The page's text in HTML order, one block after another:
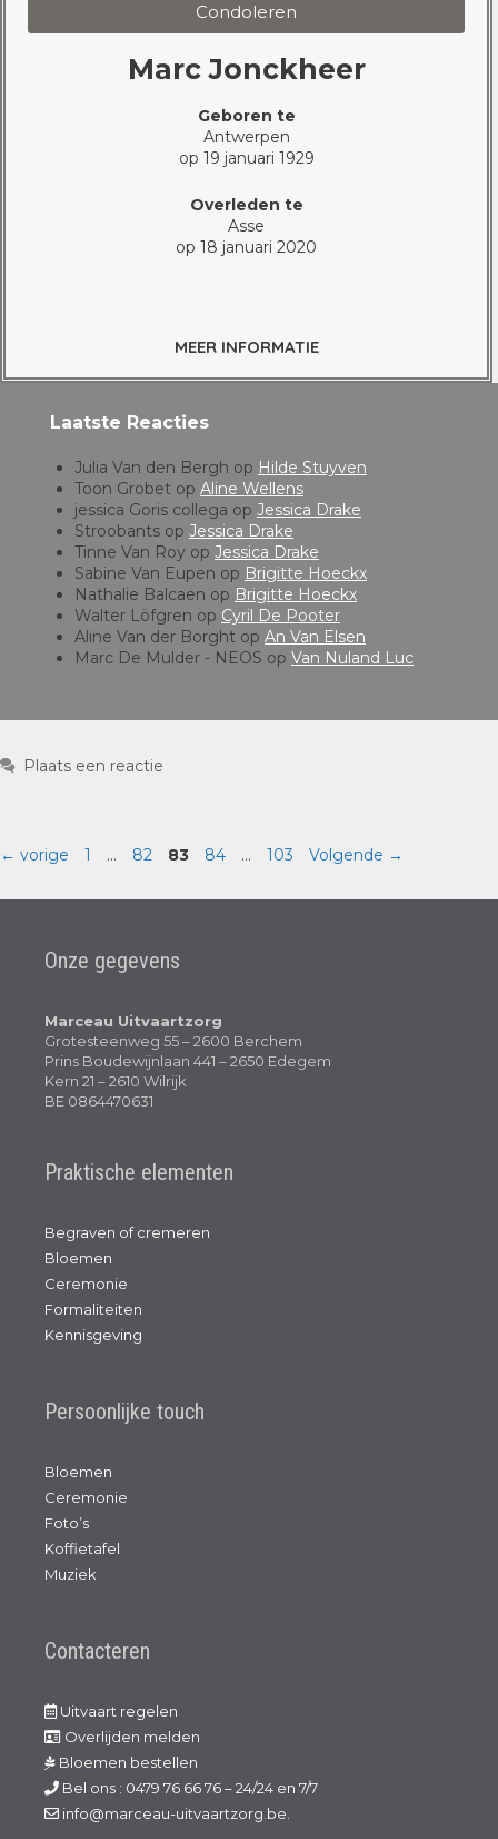
Condoleren
Marc Jonckheer
Geboren te
Antwerpen
op 19 januari 1929
Overleden te
Asse
op 18 januari 2020
MEER INFORMATIE
Laatste Reacties
Julia Van den Bergh op Hilde Stuyven
Toon Grobet op Aline Wellens
jessica Goris collega op Jessica Drake
Stroobants op Jessica Drake
Tinne Van Roy op Jessica Drake
Sabine Van Eupen op Brigitte Hoeckx
Nathalie Balcaen op Brigitte Hoeckx
Walter Löfgren op Cyril De Pooter
Aline Van der Borght op An Van Elsen
Marc De Mulder - NEOS op Van Nuland Luc
Plaats een reactie
← vorige 1 … 82 83 84 … 103 Volgende →
Onze gegevens
Marceau Uitvaartzorg
Grotesteenweg 55 – 2600 Berchem
Prins Boudewijnlaan 441 – 2650 Edegem
Kern 21 – 2610 Wilrijk
BE 0864470631
Praktische elementen
Begraven of cremeren
Bloemen
Ceremonie
Formaliteiten
Kennisgeving
Persoonlijke touch
Bloemen
Ceremonie
Foto’s
Koffietafel
Muziek
Contacteren
Uitvaart regelen
Overlijden melden
Bloemen bestellen
Bel ons : 0479 76 66 76 – 24/24 en 7/7
info@marceau-uitvaartzorg.be.